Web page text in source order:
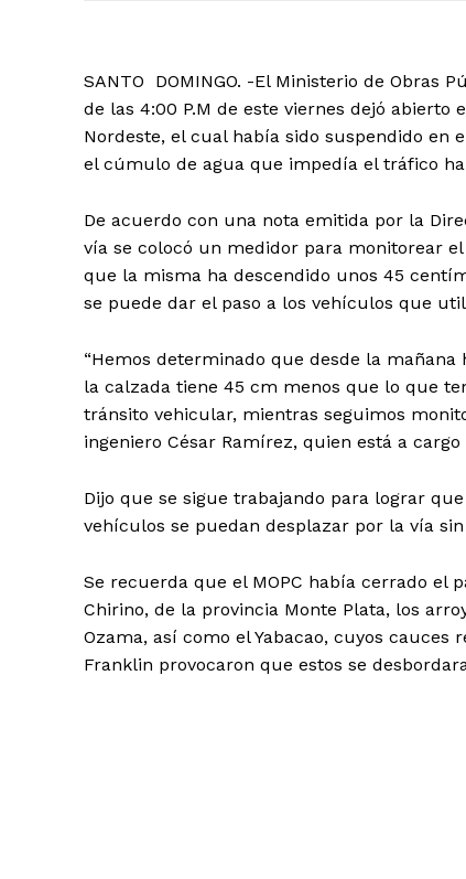
SANTO DOMINGO. -El Ministerio de Obras
de las 4:00 P.M de este viernes dejó
Nordeste, el cual había sido suspendido en
el cúmulo de agua que impedía el tráfico
De acuerdo con una nota emitida por la
vía se colocó un medidor para monitorear
que la misma ha descendido unos 45
se puede dar el paso a los vehículos que
“Hemos determinado que desde la
la calzada tiene 45 cm menos que lo que
tránsito vehicular, mientras seguimos
ingeniero César Ramírez, quien está a
Dijo que se sigue trabajando para lograr
vehículos se puedan desplazar por la vía
Se recuerda que el MOPC había cerrado el
Chirino, de la provincia Monte Plata, los
Ozama, así como el Yabacao, cuyos
Franklin provocaron que estos se